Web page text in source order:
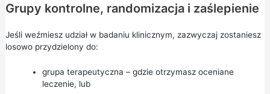
Grupy kontrolne, randomizacja i zaślepienie
Jeśli weźmiesz udział w badaniu klinicznym, zazwyczaj zostaniesz
losowo przydzielony do:
grupa terapeutyczna – gdzie otrzymasz oceniane
leczenie, lub